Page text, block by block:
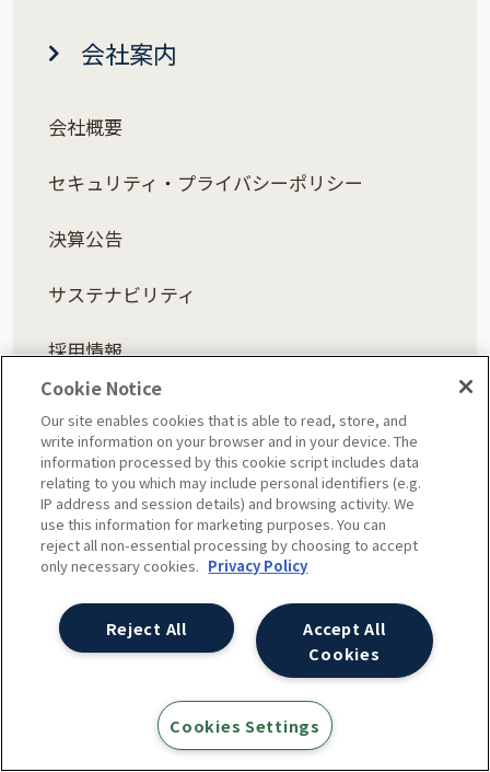
会社案内
会社概要
セキュリティ・プライバシーポリシー
決算公告
サステナビリティ
採用情報
以下の各種正規パートナーです。
Cookie Notice
Our site enables cookies that is able to read, store, and
write information on your browser and in your device. The
information processed by this cookie script includes data
relating to you which may include personal identifiers (e.g.
IP address and session details) and browsing activity. We
use this information for marketing purposes. You can
reject all non-essential processing by choosing to accept
only necessary cookies. Privacy Policy
Accept All
Cookies
Reject All
Cookies Settings